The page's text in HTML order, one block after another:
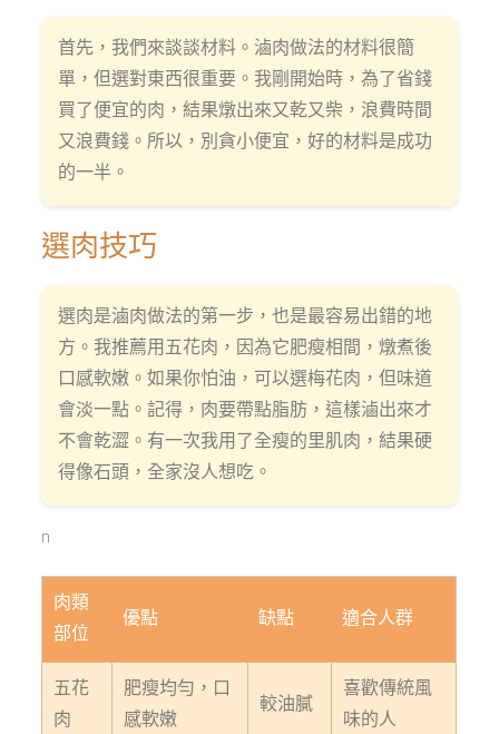
首先，我們來談談材料。滷肉做法的材料很簡
單，但選對東西很重要。我剛開始時，為了省錢
買了便宜的肉，結果燉出來又乾又柴，浪費時間
又浪費錢。所以，別貪小便宜，好的材料是成功
的一半。
選肉技巧
選肉是滷肉做法的第一步，也是最容易出錯的地
方。我推薦用五花肉，因為它肥瘦相間，燉煮後
口感軟嫩。如果你怕油，可以選梅花肉，但味道
會淡一點。記得，肉要帶點脂肪，這樣滷出來才
不會乾澀。有一次我用了全瘦的里肌肉，結果硬
得像石頭，全家沒人想吃。
n
肉類
部位
優點 缺點 適合人群
五花
肉
肥瘦均勻，口
感軟嫩
較油膩
喜歡傳統風
味的人